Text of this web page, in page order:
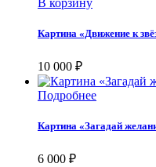
Картина «Движение к
10 000 ₽
Подробнее
Картина «Загадай
6 000 ₽